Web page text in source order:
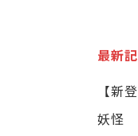
最新
【新
妖怪